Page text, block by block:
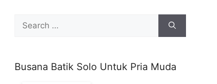
for:
Busana Batik Solo Untuk Pria Muda